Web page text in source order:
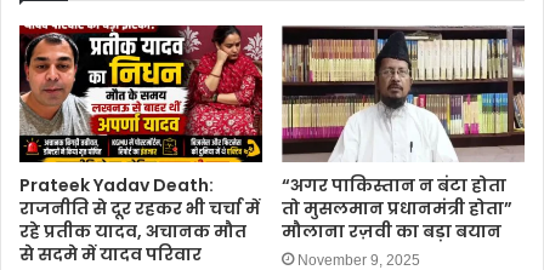
Prateek Yadav Death:
राजनीति से दूर रहकर भी चर्चा में
रहे प्रतीक यादव, अचानक मौत
से सदमे में यादव परिवार
“अगर पाकिस्तान न बंटा होता
तो मुसलमान प्रधानमंत्री होता”
मौलाना रज़वी का बड़ा बयान
November 9, 2025